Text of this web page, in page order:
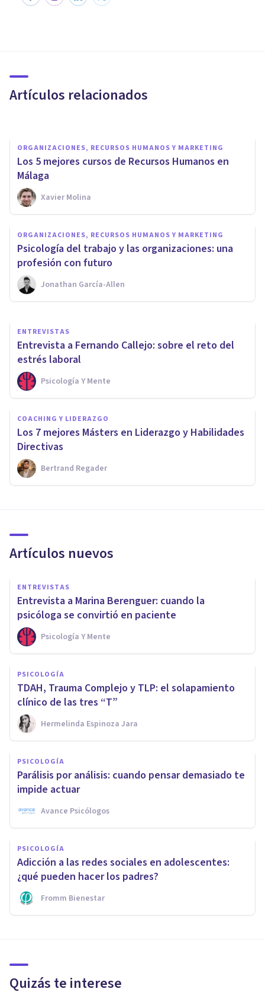
Artículos relacionados
dinámico"
ORGANIZACIONES, RECURSOS HUMANOS Y MARKETING
Los 5 mejores cursos de Recursos Humanos en
Málaga
Xavier Molina
ORGANIZACIONES, RECURSOS HUMANOS Y MARKETING
​Psicología del trabajo y las organizaciones: una
profesión con futuro
Jonathan García-Allen
ENTREVISTAS
El talento es lo que nos hace
únicos: entrevista a Silvia
Guarnieri
Psicología Y Mente
ENTREVISTAS
Entrevista a Fernando Callejo: sobre el reto del
estrés laboral
Psicología Y Mente
COACHING Y LIDERAZGO
Los 7 mejores Másters en Liderazgo y Habilidades
Directivas
Bertrand Regader
Artículos nuevos
ENTREVISTAS
Entrevista a Marina Berenguer: cuando la
psicóloga se convirtió en paciente
Psicología Y Mente
PSICOLOGÍA
TDAH, Trauma Complejo y TLP: el solapamiento
clínico de las tres “T”
Hermelinda Espinoza Jara
PSICOLOGÍA
Parálisis por análisis: cuando pensar demasiado te
impide actuar
Avance Psicólogos
PSICOLOGÍA
Adicción a las redes sociales en adolescentes:
¿qué pueden hacer los padres?
Fromm Bienestar
Quizás te interese